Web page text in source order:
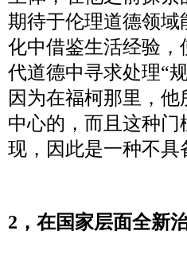
期待于伦理道德领
化中借鉴生活经验
代道德中寻求处理“
因为在福柯那里，
中心的，而且这种
现，因此是一种不具
2，在国家层面全新